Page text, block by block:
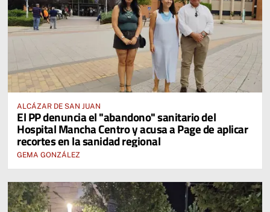
ALCÁZAR DE SAN JUAN
El PP denuncia el "abandono" sanitario del
Hospital Mancha Centro y acusa a Page de aplicar
recortes en la sanidad regional
GEMA GONZÁLEZ